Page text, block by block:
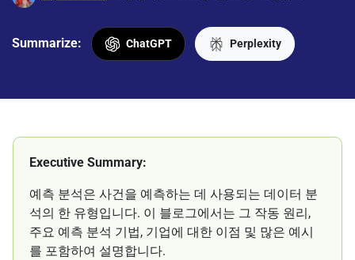
Summarize: ChatGPT Perplexity
Executive Summary:
예측 분석은 사건을 예측하는 데 사용되는 데이터 분
석의 한 유형입니다. 이 블로그에서는 그 작동 원리,
주요 예측 분석 기법, 기업에 대한 이점 및 많은 예시
를 포함하여 설명합니다.